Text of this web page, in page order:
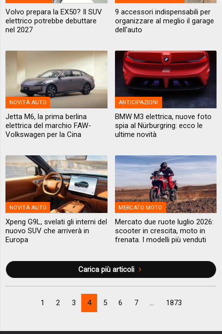
Volvo prepara la EX50? Il SUV
elettrico potrebbe debuttare
nel 2027
9 accessori indispensabili per
organizzare al meglio il garage
dell'auto
NOVITÀ AUTO
Jetta M6, la prima berlina
elettrica del marchio FAW-
Volkswagen per la Cina
ANTICIPAZIONI
BMW M3 elettrica, nuove foto
spia al Nürburgring: ecco le
ultime novità
NOVITÀ AUTO
Xpeng G9L, svelati gli interni del
nuovo SUV che arriverà in
Europa
MERCATO MOTO
Mercato due ruote luglio 2026:
scooter in crescita, moto in
frenata. I modelli più venduti
Carica più articoli
1 2 3 4 5 6 7 ... 1873